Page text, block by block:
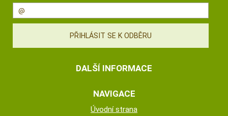
DALŠÍ INFORMACE
NAVIGACE
Úvodní strana